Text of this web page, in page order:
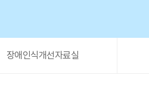
장애인식개선자료실